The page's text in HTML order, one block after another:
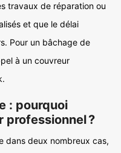
travaux de réparation ou
et que le délai
Pour un bâchage de
à un couvreur
: pourquoi
professionnel ?
dans deux nombreux cas,